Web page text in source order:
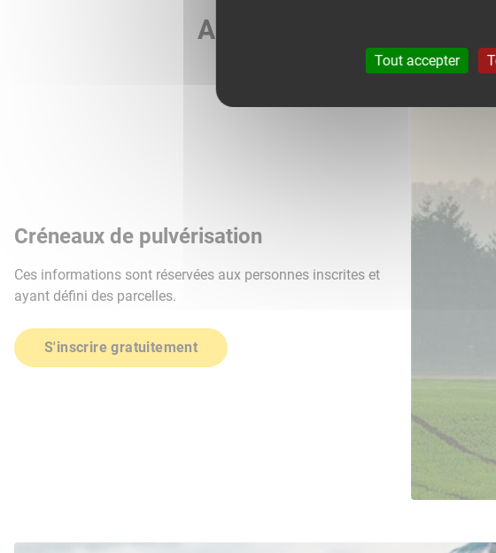
Agri météo vous
Créneaux de pulvérisation
Ces informations sont réservées aux personnes inscrites et
ayant défini des parcelles.
S'inscrire gratuitement
Tout accepter